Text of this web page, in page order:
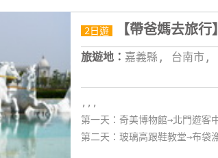
2日遊 【帶爸媽去旅
旅遊地： 嘉義縣, 台南市,
,,,
第一天：奇美博物館→北門遊客
第二天：玻璃高跟鞋教堂→布袋